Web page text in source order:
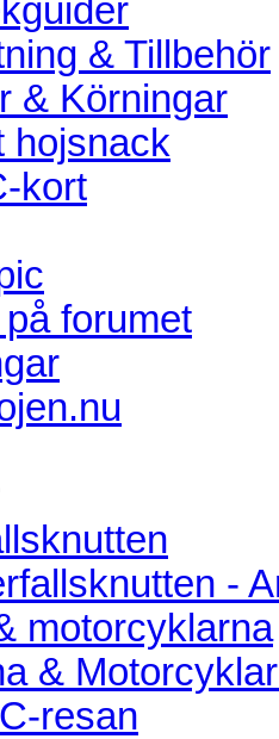
& Tillbehör
& Körningar
hojsnack
kort
forumet
-
motorcyklarna
&
resan